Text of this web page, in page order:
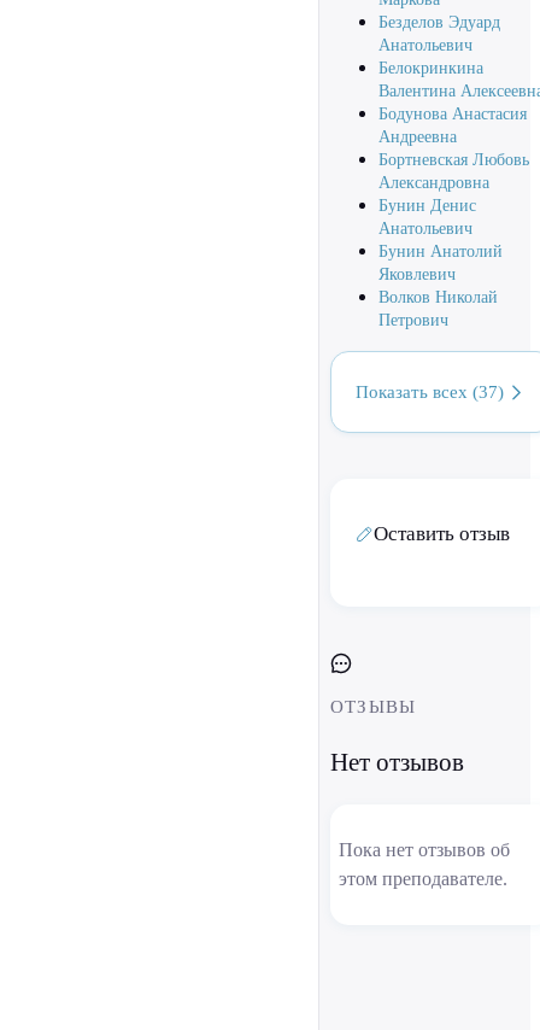
Безделов Эдуард
Анатольевич
Белокринкина
Валентина
Бодунова Анастасия
Андреевна
Бортневская Любовь
Александровна
Бунин Денис
Анатольевич
Бунин Анатолий
Яковлевич
Волков Николай
Петрович
Показать всех (37)
Оставить отзыв
ОТЗЫВЫ
Нет отзывов
Пока нет отзывов об
этом преподавателе.